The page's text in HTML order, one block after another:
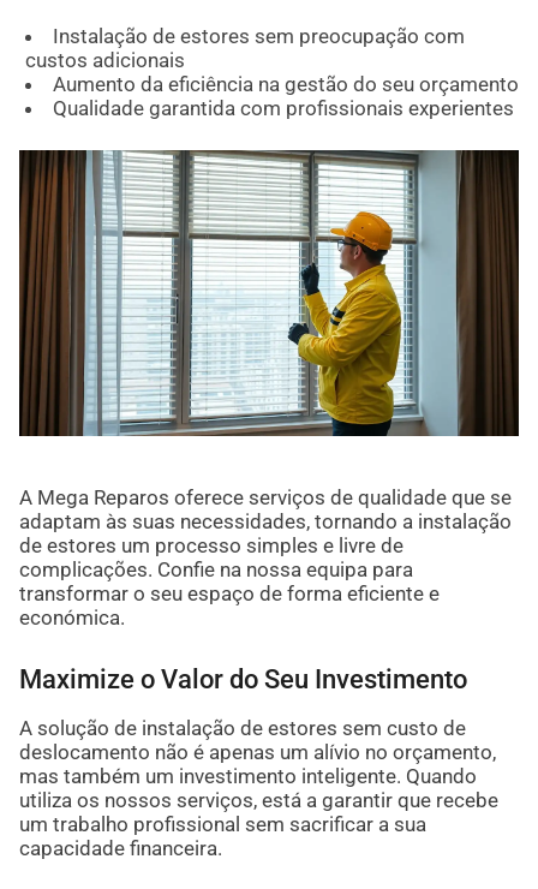
Instalação de estores sem preocupação com
custos adicionais
Aumento da eficiência na gestão do seu orçamento
Qualidade garantida com profissionais experientes
A Mega Reparos oferece serviços de qualidade que se
adaptam às suas necessidades, tornando a instalação
de estores um processo simples e livre de
complicações. Confie na nossa equipa para
transformar o seu espaço de forma eficiente e
económica.
Maximize o Valor do Seu Investimento
A solução de instalação de estores sem custo de
deslocamento não é apenas um alívio no orçamento,
mas também um investimento inteligente. Quando
utiliza os nossos serviços, está a garantir que recebe
um trabalho profissional sem sacrificar a sua
capacidade financeira.